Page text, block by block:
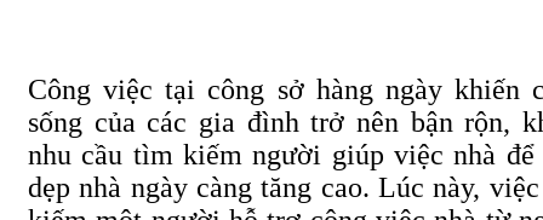
Công việc tại công sở hàng ngày khiến
sống của các gia đình trở nên bận rộn,
nhu cầu tìm kiếm người giúp việc nhà để
dẹp nhà ngày càng tăng cao. Lúc này,